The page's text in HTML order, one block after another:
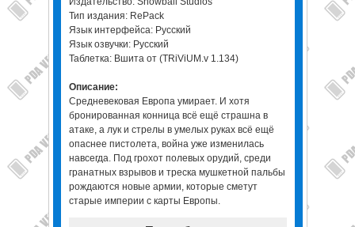
Тип издания: RePack
Язык интерфейса: Русский
Язык озвучки: Русский
Таблетка: Вшита от (TRiViUM.v 1.134)
Описание:
Средневековая Европа умирает. И хотя
бронированная конница всё ещё страшна в
атаке, а лук и стрелы в умелых руках всё ещё
опаснее пистолета, война уже изменилась
навсегда. Под грохот полевых орудий, среди
гранатных взрывов и треска мушкетной пальбы
рождаются новые армии, которые сметут
старые империи с карты Европы.